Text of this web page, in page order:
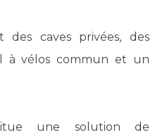
des caves privées, des
à vélos commun et un
une solution de